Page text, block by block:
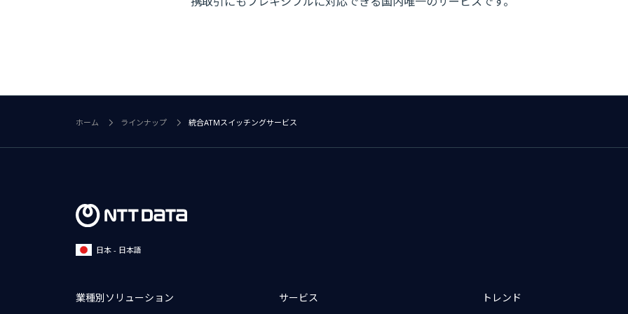
ホーム ラインナップ 統合ATMスイッチングサービス
日本 - 日本語
業種別ソリューション サービス トレンド